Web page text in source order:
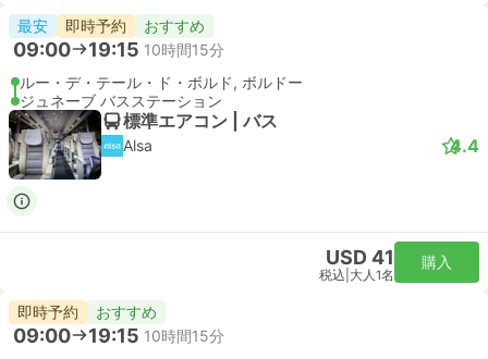
最安 即時予約 おすすめ
09:00 19:15 10時間15分
ルー・デ・テール・ド・ボルド, ボルドー
ジュネーブ バスステーション
標準エアコン | バス
Alsa 4.4
USD 41
税込 大人1名
購入
即時予約 おすすめ
09:00 19:15 10時間15分